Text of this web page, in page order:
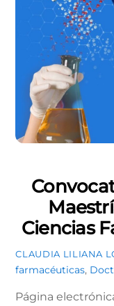
Ciencias
CLAUDIA LILIANA
farmacéuticas,
Página